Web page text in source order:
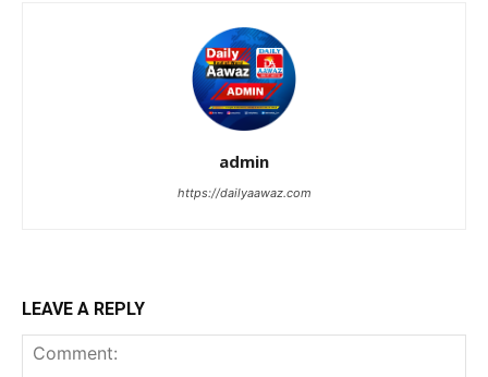
admin
https://dailyaawaz.com
LEAVE A REPLY